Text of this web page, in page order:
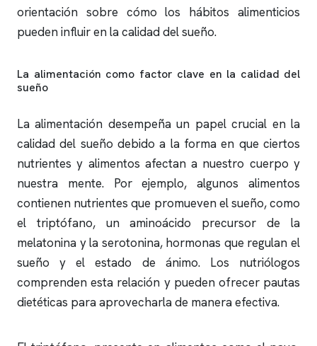
orientación sobre cómo los hábitos alimenticios
pueden influir en la calidad del sueño.
La alimentación como factor clave en la calidad del
sueño
La alimentación desempeña un papel crucial en la
calidad del sueño debido a la forma en que ciertos
nutrientes y alimentos afectan a nuestro cuerpo y
nuestra mente. Por ejemplo, algunos alimentos
contienen nutrientes que promueven el sueño, como
el triptófano, un aminoácido precursor de la
melatonina y la serotonina, hormonas que regulan el
sueño y el estado de ánimo. Los nutriólogos
comprenden esta relación y pueden ofrecer pautas
dietéticas para aprovecharla de manera efectiva.